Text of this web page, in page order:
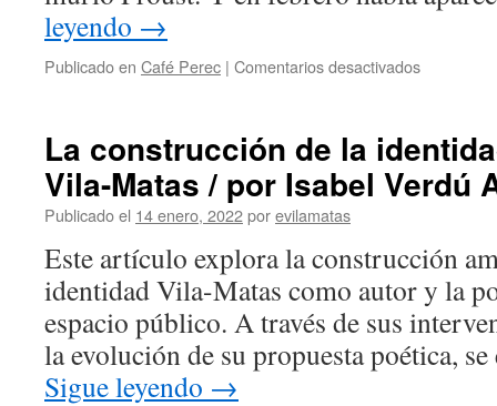
leyendo →
Publicado en Café Perec | Comentarios desactivados
La construcción de la
Vila-Matas / por Isabel Verdú
Publicado el 14 enero, 2022porevilamatas
Este artículo explora la construcción
identidad Vila-Matas como autor y la
espacio público. A través de sus
la evolución de su propuesta poética,
Sigue leyendo →